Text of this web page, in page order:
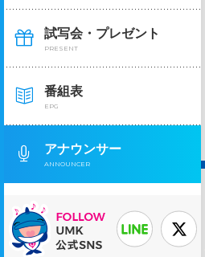
試写会・プレゼント
PRESENT
番組表
EPG
アナウンサー
ANNOUNCER